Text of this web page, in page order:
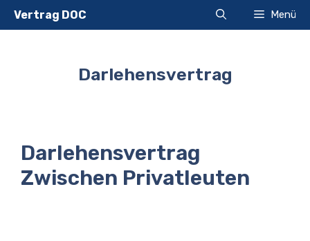
Zum
Vertrag DOC Menü
Darlehensvertrag
Darlehensvertrag
Zwischen Privatleuten